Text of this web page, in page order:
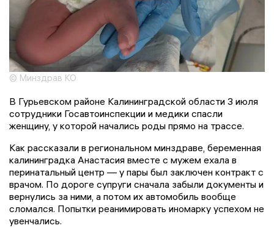
© Минздрав КО
В Гурьевском районе Калининградской области 3 июля
сотрудники Госавтоинспекции и медики спасли
женщину, у которой начались роды прямо на трассе.
Как рассказали в региональном минздраве, беременная
калининградка Анастасия вместе с мужем ехала в
перинатальный центр — у пары был заключен контракт с
врачом. По дороге супруги сначала забыли документы и
вернулись за ними, а потом их автомобиль вообще
сломался. Попытки реанимировать иномарку успехом не
увенчались.